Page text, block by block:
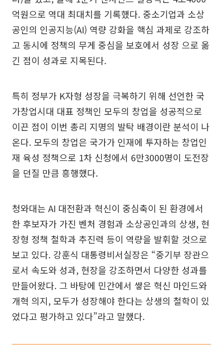
억원으로 역대 최대치를 기록했다. 중소기업과 소상
공인의 인공지능(AI) 역량 강화을 핵심 과제로 강조하
고 동시에 정책의 무게 중심을 보호에서 성장 으로 옮
긴 점이 성과로 지목된다.
특히 정부가 K자형 성장을 극복하기 위해 선언한 국
가창업시대 대표 정책인 모두의 창업을 성공적으로
이끈 점이 이번 총리 지명의 발탁 배경이란 분석이 나
온다. 모두의 창업은 국가가 인재에 투자하는 창업인
재 육성 정책으로 1차 신청에서 6만3000명이 도전장
을 던질 만큼 흥행했다.
청와대는 AI 대전환과 혁신이 중심축이 된 환경에서
한 후보자가 가진 벤처 경험과 소상공인과의 상생, 현
장형 정책 철학과 추진력 등이 역량을 발휘할 것으로
보고 있다. 강훈식 대통령비서실장은 “중기부 장관으
로서 속도와 성과, 현장을 강조하면서 다양한 성과를
만들어왔다. 그 바탕에 민간에서 쌓은 혁신 마인드와
개혁 의지, 모두가 성장해야 한다는 상생의 철학이 있
었다고 평가하고 있다”라고 말했다.